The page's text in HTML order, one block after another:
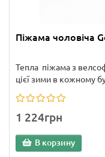
Піжама чоловіча
Тепла піжама з
цієї зими в кожному
1 224грн
В корзину